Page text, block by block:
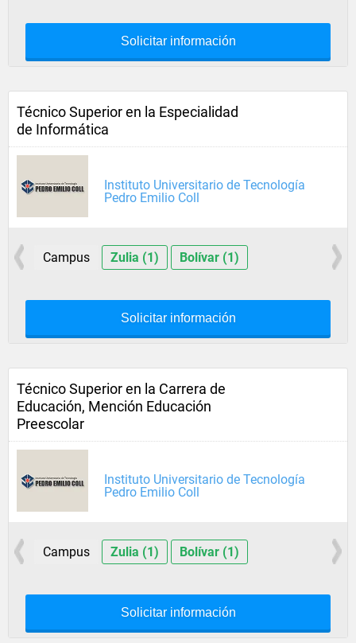
Solicitar información
Técnico Superior en la Especialidad
de Informática
Instituto Universitario de Tecnología
Pedro Emilio Coll
Campus Zulia (1) Bolívar (1)
Solicitar información
Técnico Superior en la Carrera de
Educación, Mención Educación
Preescolar
Instituto Universitario de Tecnología
Pedro Emilio Coll
Campus Zulia (1) Bolívar (1)
Solicitar información